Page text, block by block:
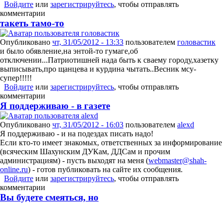
Войдите или зарегистрируйтесь, чтобы отправлять
комментарии
такеть тамо-то
Опубликовано чт, 31/05/2012 - 13:33 пользователем головастик
и было обявление,на энтой-то гумаге,об
отключении...Патриотишней нада быть к сваему городу,хазетку
выписывать,про щанцева и курдина чытать..Весник мсу-
супер!!!!!
Войдите или зарегистрируйтесь, чтобы отправлять
комментарии
Я поддерживаю - в газете
Опубликовано чт, 31/05/2012 - 16:03 пользователем alexd
Я поддерживаю - и на подездах писать надо!
Если кто-то имеет знакомых, ответственных за информирование
(всяческим Шахунским ДУКам, ДДСам и прочим
администрациям) - пусть выходят на меня (webmaster@shah-
online.ru) - готов публиковать на сайте их сообщения.
Войдите или зарегистрируйтесь, чтобы отправлять
комментарии
Вы будете смеяться, но